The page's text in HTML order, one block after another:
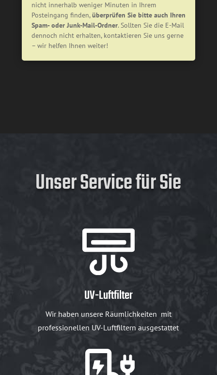
nicht innerhalb weniger Minuten in Ihrem
Posteingang finden,überprüfen Sie bitte auch Ihren
Spam- oder Junk-Mail-Ordner. Sollten Sie die E-Mail
dennoch nicht erhalten, kontaktieren Sie uns gerne
– wir helfen Ihnen weiter!
Unser Service für Sie
UV-Luftfilter
Wir haben unsere Räumlichkeiten mit
professionellen UV-Luftfiltern ausgestattet